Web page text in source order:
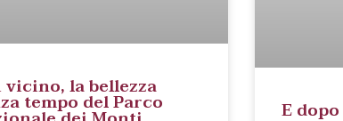
vicino, la bellezza
tempo del Parco E